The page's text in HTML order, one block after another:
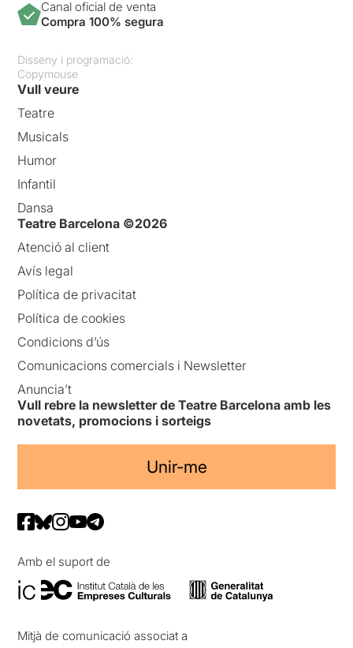
Canal oficial de venta
Compra 100% segura
Disseny i programació:
Copymouse
Vull veure
Teatre
Musicals
Humor
Infantil
Dansa
Teatre Barcelona ©2026
Atenció al client
Avís legal
Política de privacitat
Política de cookies
Condicions d’ús
Comunicacions comercials i Newsletter
Anuncia’t
Vull rebre la newsletter de Teatre Barcelona amb les
novetats, promocions i sorteigs
Unir-me
Amb el suport de
Mitjà de comunicació associat a